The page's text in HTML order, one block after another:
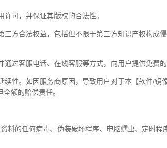
可，并保证其版权的合法性。
方合法权益，包括但不限于第三方知识产权构成
过客服电话、在线客服等方式，向用户提供免费的
性。如因服务商原因，导致用户对于本【软件/镜
额的赔偿责任。
料的任何病毒、伪装破坏程序、电脑蠕虫、定时程